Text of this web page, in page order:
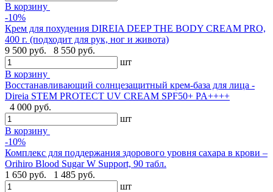
В корзину
-10%
Крем для похудения DIREIA DEEP THE BODY CREAM PRO,
400 г. (подходит для рук, ног и живота)
9 500 руб.
8 550 руб.
шт
В корзину
Восстанавливающий солнцезащитный крем-база для лица -
Direia STEM PROTECT UV CREAM SPF50+ PA++++
4 000 руб.
шт
В корзину
-10%
Комплекс для поддержания здорового уровня сахара в крови –
Orihiro Blood Sugar W Support, 90 табл.
1 650 руб.
1 485 руб.
шт